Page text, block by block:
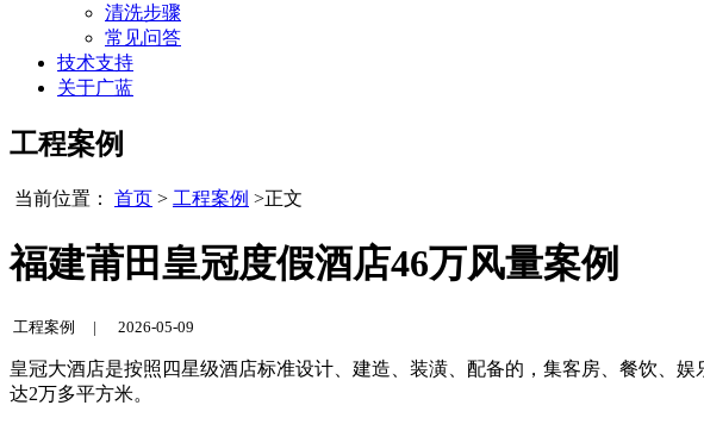
清洗步骤
常见问答
技术支持
关于广蓝
工程案例
当前位置： 首页 > 工程案例 >正文
福建莆田皇冠度假酒店46万风量案例
工程案例 | 2026-05-09
皇冠大酒店是按照四星级酒店标准设计、建造、装潢、配备的，集客房、餐饮、
达2万多平方米。